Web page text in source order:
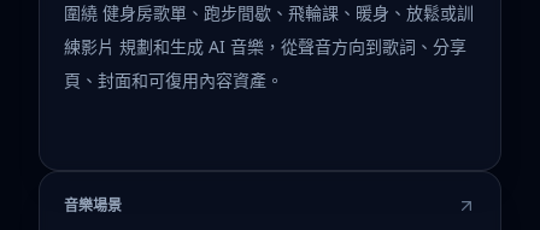
圍繞 健身房歌單、跑步間歇、飛輪課、暖身、放鬆或訓
練影片 規劃和生成 AI 音樂，從聲音方向到歌詞、分享
頁、封面和可復用內容資產。
音樂場景